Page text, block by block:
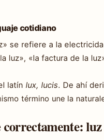
cotidiano
se refiere a la
luz», «la factura de la
latín lux, lucis. De ahí
término une la
correctamente: